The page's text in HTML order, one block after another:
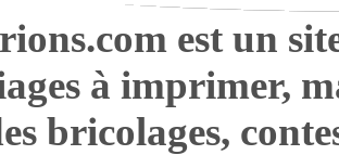
est un
à imprimer,
bricolages,